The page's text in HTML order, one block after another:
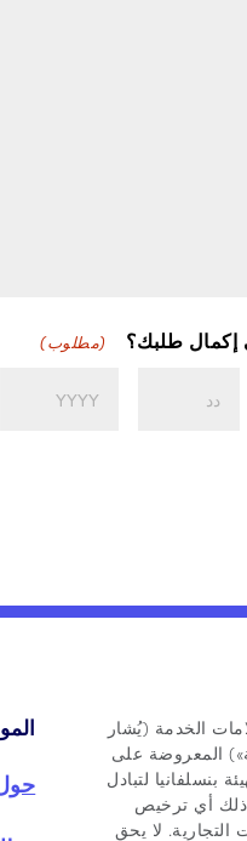
إكمال طلبك؟ (مطلوب)
الخدمة (يُشار
المعروضة على
بنسلفانيا لتبادل
ذلك أي ترخيص
لا يحق